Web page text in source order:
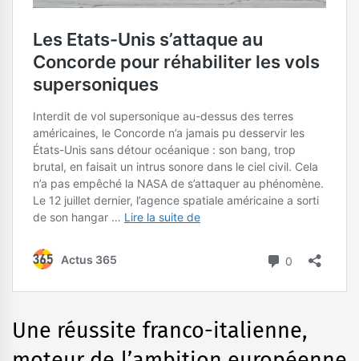
Une réussite franco-italienne,